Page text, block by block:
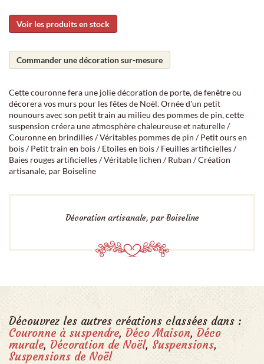
Voir les produits en stock
Commander une décoration sur-mesure
Cette couronne fera une jolie décoration de porte, de fenêtre ou
décorera vos murs pour les fêtes de Noël. Ornée d'un petit
nounours avec son petit train au milieu des pommes de pin, cette
suspension créera une atmosphère chaleureuse et naturelle /
Couronne en brindilles / Véritables pommes de pin / Petit ours en
bois / Petit train en bois / Etoiles en bois / Feuilles artificielles /
Baies rouges artificielles / Véritable lichen / Ruban / Création
artisanale, par Boiseline
Décoration artisanale, par Boiseline
Découvrez les autres créations classées dans :
Couronne à suspendre, Déco Maison, Déco
murale, Décoration de Noël, Suspensions,
Suspensions de Noël